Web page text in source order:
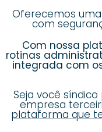
Oferecemos
com
Com nossa
rotinas
integrada com
Seja você
empresa
plataforma que